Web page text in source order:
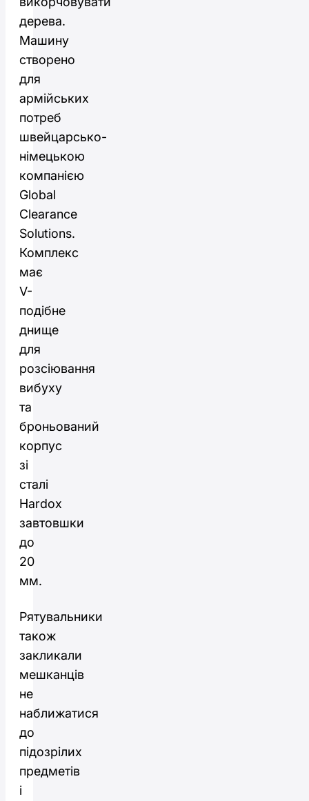
дерева.
Машину
створено
для
армійських
потреб
швейцарсько-
німецькою
компанією
Global
Clearance
Solutions.
Комплекс
має
V-
подібне
днище
для
розсіювання
вибуху
та
броньований
корпус
зі
сталі
Hardox
завтовшки
до
20
мм.
Рятувальники
також
закликали
мешканців
не
наближатися
до
підозрілих
предметів
і